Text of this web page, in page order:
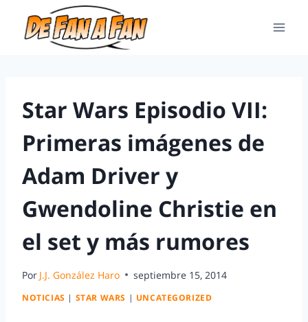
Star Wars Episodio VII:
Primeras imágenes de
Adam Driver y
Gwendoline Christie en
el set y más rumores
Por J.J. González Haro septiembre 15, 2014
NOTICIAS | STAR WARS | UNCATEGORIZED